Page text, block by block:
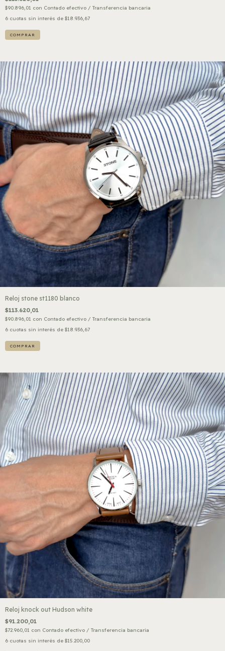
$90.896,01 con Contado efectivo / Transferencia bancaria
6 cuotas sin interés de $18.936,67
Reloj stone st1180 blanco
$113.620,01
$90.896,01 con Contado efectivo / Transferencia bancaria
6 cuotas sin interés de $18.936,67
Reloj knock out Hudson white
$91.200,01
$72.960,01 con Contado efectivo / Transferencia bancaria
6 cuotas sin interés de $15.200,00